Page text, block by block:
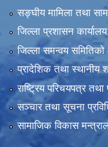
सङ्‍घीय मामिला तथा
जिल्ला प्रशासन
जिल्ला समन्वय समितिको
प्रादेशिक तथा स्थानीय
राष्ट्रिय परिचयपत्र
सञ्‍चार तथा सूचना
सामाजिक विकास